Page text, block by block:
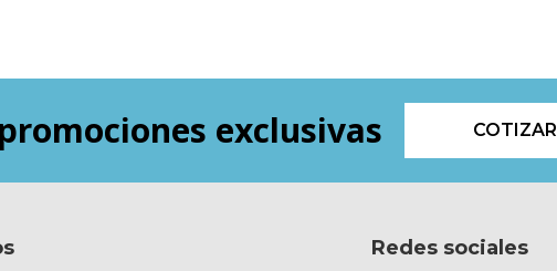
promociones exclusivas COTIZAR
Redes sociales